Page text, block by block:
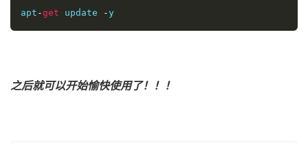
apt -get update -y
之后就可以开始愉快使用了！！！